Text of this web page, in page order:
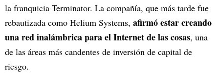
la franquicia Terminator. La compañía, que más tarde fue
rebautizada como Helium Systems, afirmó estar creando
una red inalámbrica para el Internet de las cosas, una
de las áreas más candentes de inversión de capital de
riesgo.